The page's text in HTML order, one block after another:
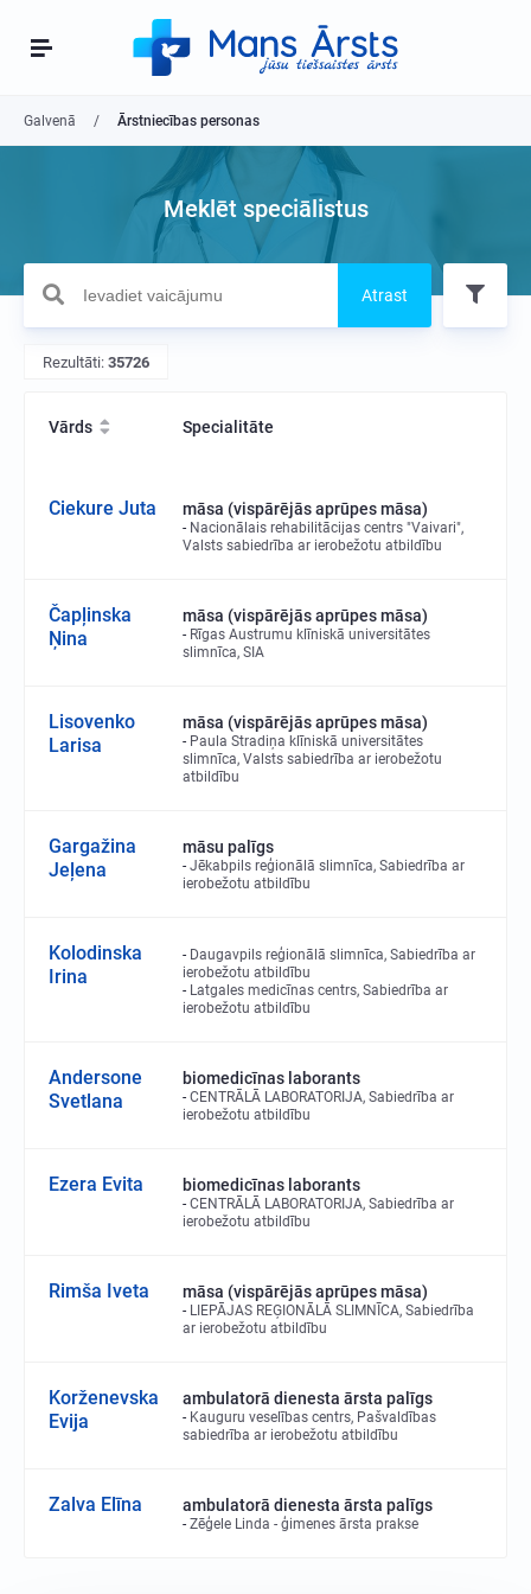
Galvenā Ārstniecības personas
Meklēt speciālistus
Atrast
Rezultāti: 35726
Vārds Specialitāte
Ciekure Juta māsa (vispārējās aprūpes māsa)
Nacionālais rehabilitācijas centrs "Vaivari",
Valsts sabiedrība ar ierobežotu atbildību
Čapļinska
Ņina
māsa (vispārējās aprūpes māsa)
Rīgas Austrumu klīniskā universitātes
slimnīca, SIA
Lisovenko
Larisa
māsa (vispārējās aprūpes māsa)
Paula Stradiņa klīniskā universitātes
slimnīca, Valsts sabiedrība ar ierobežotu
atbildību
Gargažina
Jeļena
māsu palīgs
Jēkabpils reģionālā slimnīca, Sabiedrība ar
ierobežotu atbildību
Kolodinska
Irina
Daugavpils reģionālā slimnīca, Sabiedrība ar
ierobežotu atbildību
Latgales medicīnas centrs, Sabiedrība ar
ierobežotu atbildību
Andersone
Svetlana
biomedicīnas laborants
CENTRĀLĀ LABORATORIJA, Sabiedrība ar
ierobežotu atbildību
Ezera Evita biomedicīnas laborants
CENTRĀLĀ LABORATORIJA, Sabiedrība ar
ierobežotu atbildību
Rimša Iveta māsa (vispārējās aprūpes māsa)
LIEPĀJAS REĢIONĀLĀ SLIMNĪCA, Sabiedrība
ar ierobežotu atbildību
Korženevska
Evija
ambulatorā dienesta ārsta palīgs
Kauguru veselības centrs, Pašvaldības
sabiedrība ar ierobežotu atbildību
Zalva Elīna ambulatorā dienesta ārsta palīgs
Zēģele Linda - ģimenes ārsta prakse